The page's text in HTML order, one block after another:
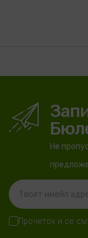
Не
Прочетох и се